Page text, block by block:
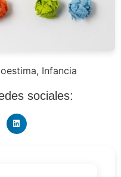
, Infancia
sociales: